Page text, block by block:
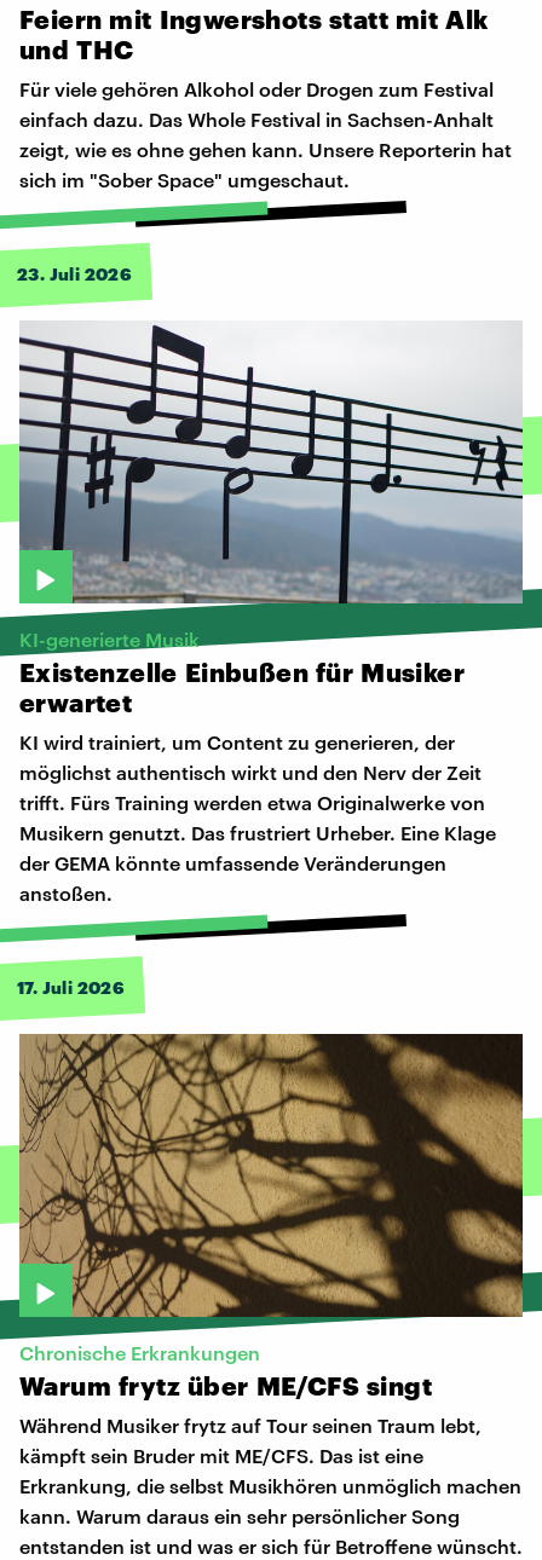
Feiern mit Ingwershots statt mit Alk
und THC
Für viele gehören Alkohol oder Drogen zum Festival
einfach dazu. Das Whole Festival in Sachsen-Anhalt
zeigt, wie es ohne gehen kann. Unsere Reporterin hat
sich im "Sober Space" umgeschaut.
23. Juli 2026
KI-generierte Musik
Existenzelle Einbußen für Musiker
erwartet
KI wird trainiert, um Content zu generieren, der
möglichst authentisch wirkt und den Nerv der Zeit
trifft. Fürs Training werden etwa Originalwerke von
Musikern genutzt. Das frustriert Urheber. Eine Klage
der GEMA könnte umfassende Veränderungen
anstoßen.
17. Juli 2026
Chronische Erkrankungen
Warum frytz über ME/CFS singt
Während Musiker frytz auf Tour seinen Traum lebt,
kämpft sein Bruder mit ME/CFS. Das ist eine
Erkrankung, die selbst Musikhören unmöglich machen
kann. Warum daraus ein sehr persönlicher Song
entstanden ist und was er sich für Betroffene wünscht.